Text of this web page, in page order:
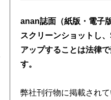
anan誌面（紙版・電子
スクリーンショットし
アップすることは法律
す。
弊社刊行物に掲載され